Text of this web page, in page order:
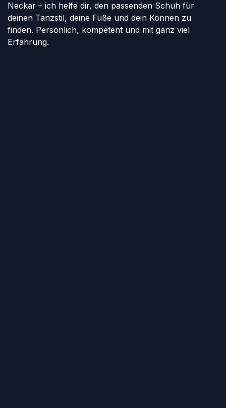
Neckar – ich helfe dir, den passenden Schuh für
deinen Tanzstil, deine Füße und dein Können zu
finden. Persönlich, kompetent und mit ganz viel
Erfahrung.